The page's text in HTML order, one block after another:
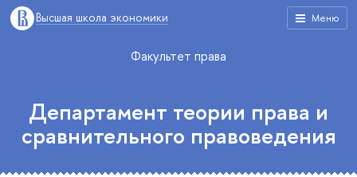
Меню
Высшая школа экономики
Факультет права
Департамент теории права и
сравнительного правоведения